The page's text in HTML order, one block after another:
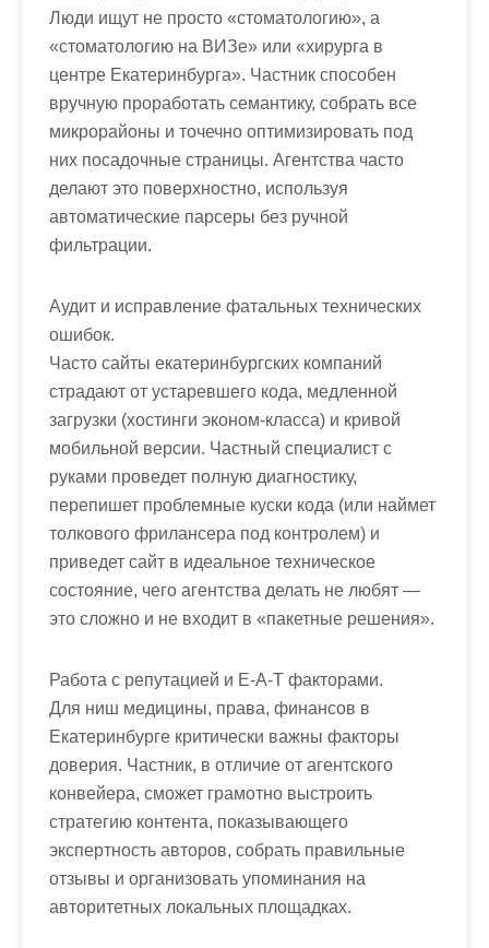
Люди ищут не просто «стоматологию», а
«стоматологию на ВИЗе» или «хирурга в
центре Екатеринбурга». Частник способен
вручную проработать семантику, собрать все
микрорайоны и точечно оптимизировать под
них посадочные страницы. Агентства часто
делают это поверхностно, используя
автоматические парсеры без ручной
фильтрации.
Аудит и исправление фатальных технических
ошибок.
Часто сайты екатеринбургских компаний
страдают от устаревшего кода, медленной
загрузки (хостинги эконом-класса) и кривой
мобильной версии. Частный специалист с
руками проведет полную диагностику,
перепишет проблемные куски кода (или наймет
толкового фрилансера под контролем) и
приведет сайт в идеальное техническое
состояние, чего агентства делать не любят —
это сложно и не входит в «пакетные решения».
Работа с репутацией и E-A-T факторами.
Для ниш медицины, права, финансов в
Екатеринбурге критически важны факторы
доверия. Частник, в отличие от агентского
конвейера, сможет грамотно выстроить
стратегию контента, показывающего
экспертность авторов, собрать правильные
отзывы и организовать упоминания на
авторитетных локальных площадках.